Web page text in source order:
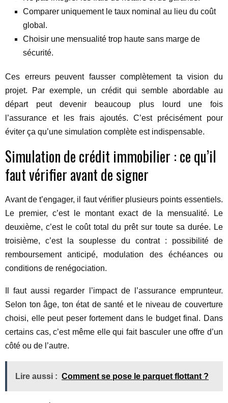
Comparer uniquement le taux nominal au lieu du coût
global.
Choisir une mensualité trop haute sans marge de
sécurité.
Ces erreurs peuvent fausser complètement ta vision du
projet. Par exemple, un crédit qui semble abordable au
départ peut devenir beaucoup plus lourd une fois
l’assurance et les frais ajoutés. C’est précisément pour
éviter ça qu’une simulation complète est indispensable.
Simulation de crédit immobilier : ce qu’il
faut vérifier avant de signer
Avant de t’engager, il faut vérifier plusieurs points essentiels.
Le premier, c’est le montant exact de la mensualité. Le
deuxième, c’est le coût total du prêt sur toute sa durée. Le
troisième, c’est la souplesse du contrat : possibilité de
remboursement anticipé, modulation des échéances ou
conditions de renégociation.
Il faut aussi regarder l’impact de l’assurance emprunteur.
Selon ton âge, ton état de santé et le niveau de couverture
choisi, elle peut peser fortement dans le budget final. Dans
certains cas, c’est même elle qui fait basculer une offre d’un
côté ou de l’autre.
Lire aussi : Comment se pose le parquet flottant ?